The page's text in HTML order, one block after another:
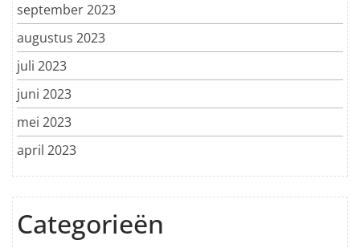
september 2023
augustus 2023
juli 2023
juni 2023
mei 2023
april 2023
Categorieën